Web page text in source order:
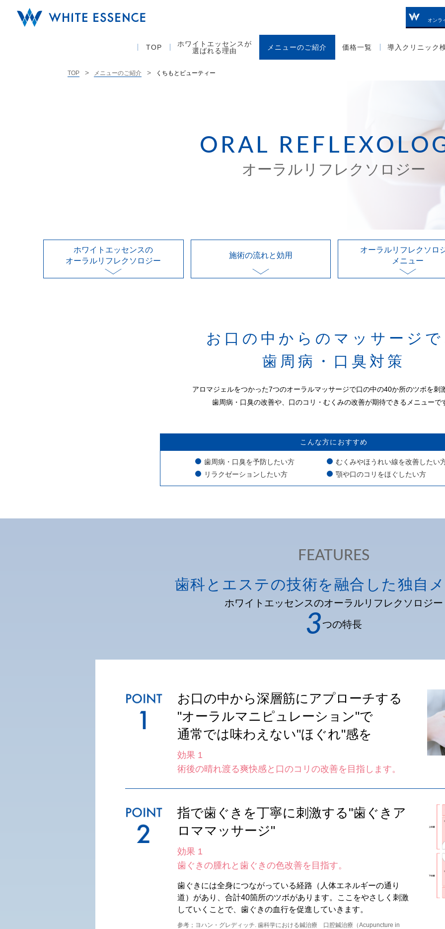
オンラ
TOP
ホワイトエッセンスが
選ばれる理由
メニューのご紹介 価格一覧 導入クリニック
TOP メニューのご紹介 くちもとビューティー
ORAL
オーラルリフレクソロジー
ホワイトエッセンスの
オーラルリフレクソロジー
施術の流れと効用
オーラルリフレクソロ
メニュー
お口の中からのマッサージで
歯周病・口臭対策
アロマジェルをつかった7つのオーラルマッサージで口の中の40か所のツボを刺
歯周病・口臭の改善や、口のコリ・むくみの改善が期待できるメニューで
こんな方におすすめ
歯周病・口臭を予防したい方
むくみやほうれい線を改善したい
リラクゼーションしたい方
顎や口のコリをほぐしたい方
FEATURES
歯科とエステの技術を融合した独自
ホワイトエッセンスのオーラルリフレクソロジー
3つの特長
お口の中から深層筋にアプローチする
"オーラルマニピュレーション"で
通常では味わえない"ほぐれ"感を
効果 1
術後の晴れ渡る爽快感と口のコリの改善を目指します。
指で歯ぐきを丁寧に刺激する"歯ぐきア
ロママッサージ"
効果 1
歯ぐきの腫れと歯ぐきの色改善を目指す。
歯ぐきには全身につながっている経路（人体エネルギーの通り
道）があり、合計40箇所のツボがあります。ここをやさしく刺激
していくことで、歯ぐきの血行を促進していきます。
参考；ヨハン・グレディッチ. 歯科学における鍼治療 口腔鍼治療（Acupuncture in